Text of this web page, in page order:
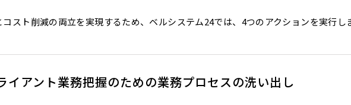
スト削減の両立を実現するため、ベルシステム24では、 4つのアクションを実行し
イアント業務把握のための業務プロセスの洗い出し